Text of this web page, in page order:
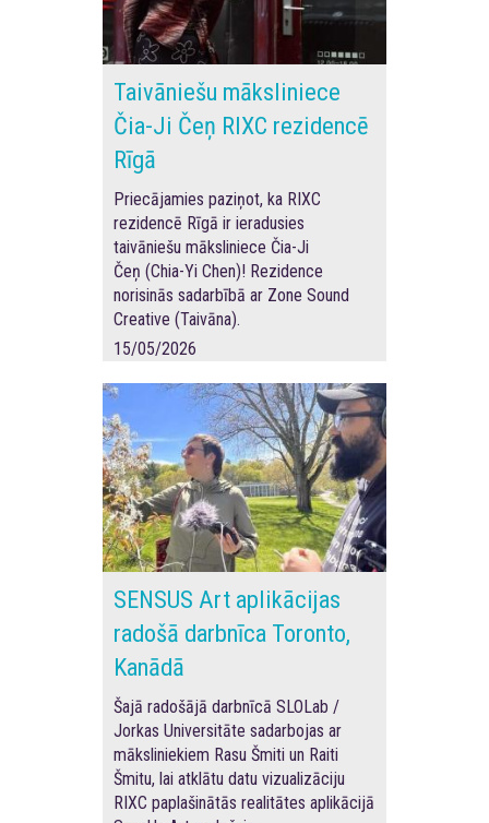
Taivāniešu māksliniece
Čia-Ji Čeņ RIXC rezidencē
Rīgā
Priecājamies paziņot, ka RIXC
rezidencē Rīgā ir ieradusies
taivāniešu māksliniece Čia-Ji
Čeņ (Chia-Yi Chen)! Rezidence
norisinās sadarbībā ar Zone Sound
Creative (Taivāna).
15/05/2026
SENSUS Art aplikācijas
radošā darbnīca Toronto,
Kanādā
Šajā radošājā darbnīcā SLOLab /
Jorkas Universitāte sadarbojas ar
māksliniekiem Rasu Šmiti un Raiti
Šmitu, lai atklātu datu vizualizāciju
RIXC paplašinātās realitātes aplikācijā